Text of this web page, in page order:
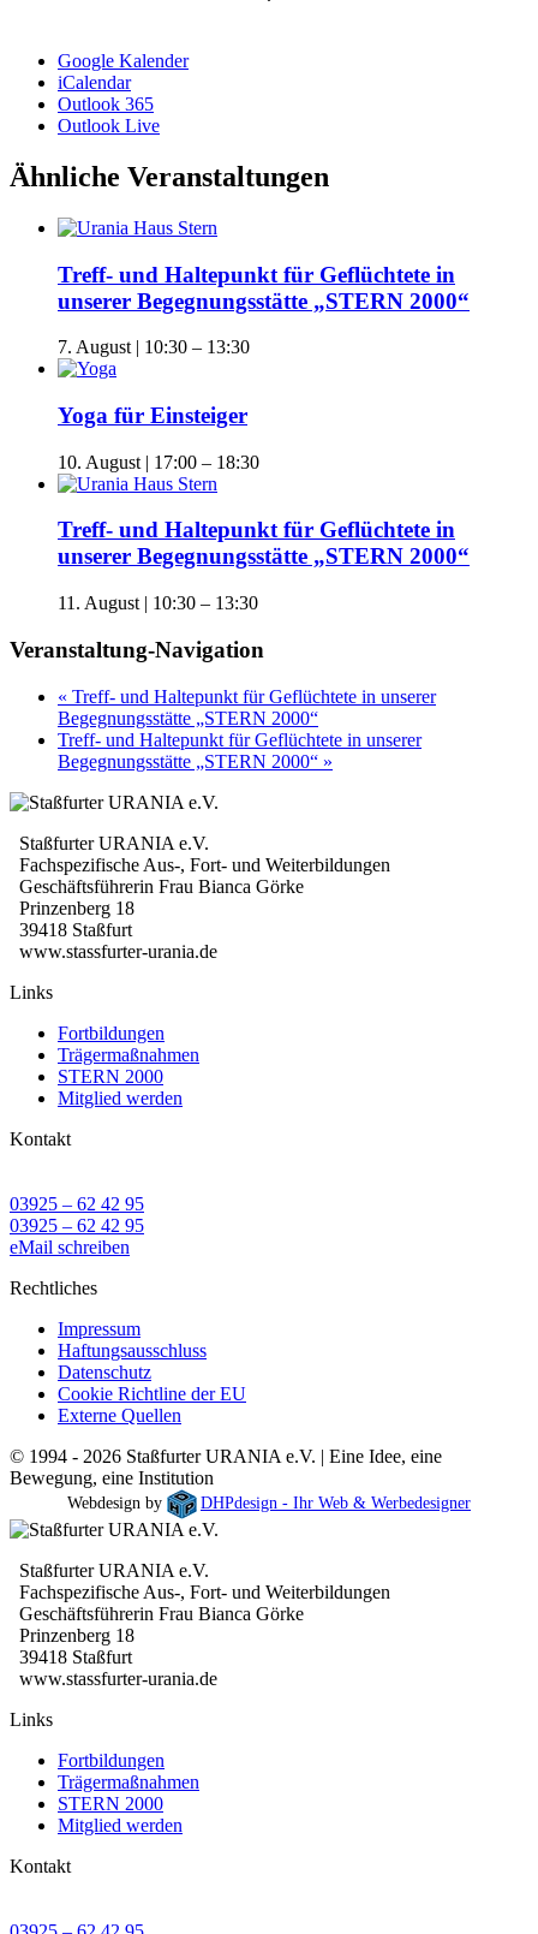
Google Kalender
iCalendar
Outlook 365
Outlook Live
Ähnliche Veranstaltungen
Treff- und Haltepunkt für Geflüchtete in
unserer Begegnungsstätte „STERN 2000“
7. August | 10:30 – 13:30
Yoga für Einsteiger
10. August | 17:00 – 18:30
Treff- und Haltepunkt für Geflüchtete in
unserer Begegnungsstätte „STERN 2000“
11. August | 10:30 – 13:30
Veranstaltung-Navigation
« Treff- und Haltepunkt für Geflüchtete in unserer
Begegnungsstätte „STERN 2000“
Treff- und Haltepunkt für Geflüchtete in unserer
Begegnungsstätte „STERN 2000“ »
Staßfurter URANIA e.V.
Fachspezifische Aus-, Fort- und Weiterbildungen
Geschäftsführerin Frau Bianca Görke
Prinzenberg 18
39418 Staßfurt
www.stassfurter-urania.de
Links
Fortbildungen
Trägermaßnahmen
STERN 2000
Mitglied werden
Kontakt
03925 – 62 42 95
03925 – 62 42 95
eMail schreiben
Rechtliches
Impressum
Haftungsausschluss
Datenschutz
Cookie Richtline der EU
Externe Quellen
© 1994 - 2026 Staßfurter URANIA e.V. | Eine Idee, eine
Bewegung, eine Institution
Webdesign by DHPdesign - Ihr Web & Werbedesigner
Staßfurter URANIA e.V.
Fachspezifische Aus-, Fort- und Weiterbildungen
Geschäftsführerin Frau Bianca Görke
Prinzenberg 18
39418 Staßfurt
www.stassfurter-urania.de
Links
Fortbildungen
Trägermaßnahmen
STERN 2000
Mitglied werden
Kontakt